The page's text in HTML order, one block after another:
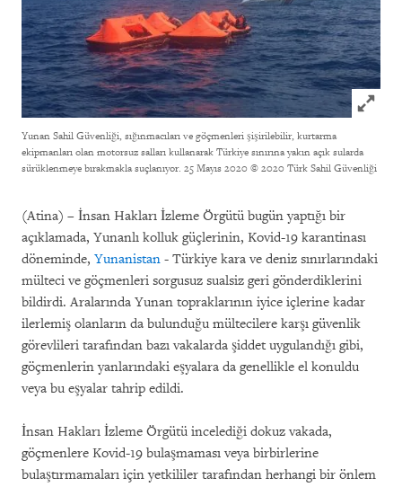
Click to
Yunan Sahil Güvenliği, sığınmacıları ve göçmenleri şişirilebilir, kurtarma
ekipmanları olan motorsuz salları kullanarak Türkiye sınırına yakın açık sularda
sürüklenmeye bırakmakla suçlanıyor. 25 Mayıs 2020 © 2020 Türk Sahil Güvenliği
(Atina) – İnsan Hakları İzleme Örgütü bugün yaptığı bir
açıklamada, Yunanlı kolluk güçlerinin, Kovid-19 karantinası
döneminde, Yunanistan - Türkiye kara ve deniz sınırlarındaki
mülteci ve göçmenleri sorgusuz sualsiz geri gönderdiklerini
bildirdi. Aralarında Yunan topraklarının iyice içlerine kadar
ilerlemiş olanların da bulunduğu mültecilere karşı güvenlik
görevlileri tarafından bazı vakalarda şiddet uygulandığı gibi,
göçmenlerin yanlarındaki eşyalara da genellikle el konuldu
veya bu eşyalar tahrip edildi.
İnsan Hakları İzleme Örgütü incelediği dokuz vakada,
göçmenlere Kovid-19 bulaşmaması veya birbirlerine
bulaştırmamaları için yetkililer tarafından herhangi bir önlem